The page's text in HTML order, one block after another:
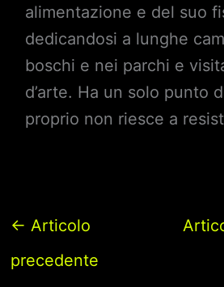
alimentazione e del suo
dedicandosi a lunghe
boschi e nei parchi e
d’arte. Ha un solo punto
proprio non riesce a
← Articolo
precedente